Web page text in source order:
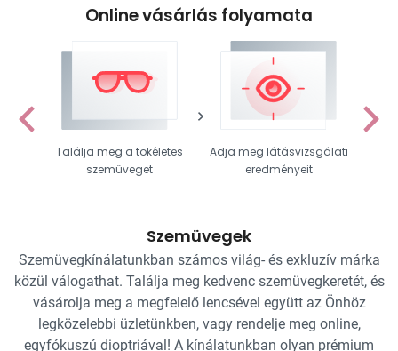
Online vásárlás folyamata
Találja meg a tökéletes
szemüveget
Adja meg látásvizsgálati
eredményeit
Szemüvegek
Szemüvegkínálatunkban számos világ- és exkluzív márka
közül válogathat. Találja meg kedvenc szemüvegkeretét, és
vásárolja meg a megfelelő lencsével együtt az Önhöz
legközelebbi üzletünkben, vagy rendelje meg online,
egyfókuszú dioptriával! A kínálatunkban olyan prémium